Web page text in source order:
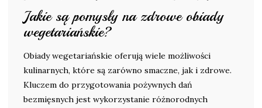
Jakie są pomysły na zdrowe obiady
wegetariańskie?
Obiady wegetariańskie oferują wiele możliwości
kulinarnych, które są zarówno smaczne, jak i zdrowe.
Kluczem do przygotowania pożywnych dań
bezmięsnych jest wykorzystanie różnorodnych